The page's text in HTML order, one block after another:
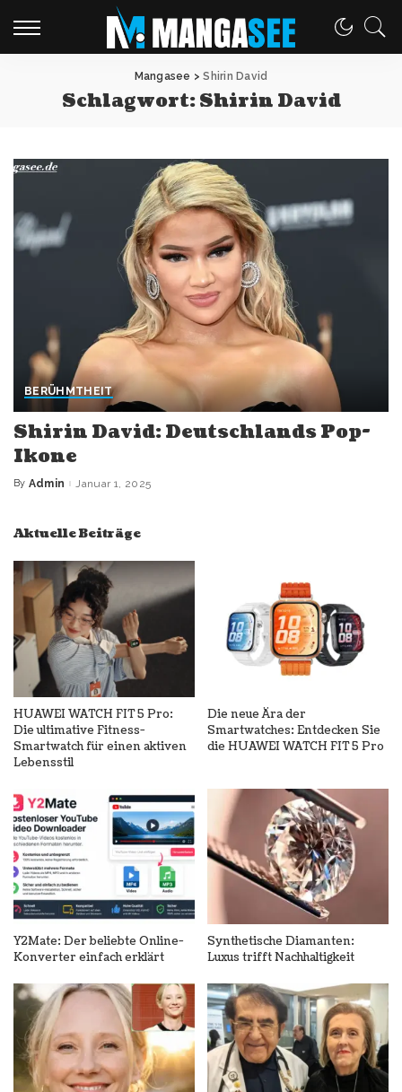
Mangasee >Shirin David
Schlagwort:Shirin David
BERÜHMTHEIT
Shirin David: Deutschlands Pop-
Ikone
Posted
By Admin Januar 1, 2025
Aktuelle Beiträge
HUAWEI WATCH FIT 5 Pro:
Die ultimative Fitness-
Smartwatch für einen aktiven
Lebensstil
Die neue Ära der
Smartwatches: Entdecken Sie
die HUAWEI WATCH FIT 5 Pro
Y2Mate: Der beliebte Online-
Konverter einfach erklärt
Synthetische Diamanten:
Luxus trifft Nachhaltigkeit